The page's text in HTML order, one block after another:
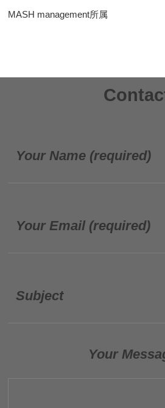
MASH management所属
Your Name (required)
Your Email (required)
Subject
Your